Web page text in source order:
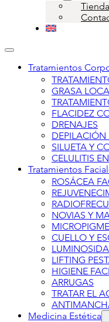
Tienda
Tratamientos
GRASA
FLACIDEZ
DRENAJES
DEPILACIÓN
SILUETA Y
CELULITIS
Tratamientos
ROSÁCEA
NOVIAS Y
CUELLO Y
LIFTING
HIGIENE
ARRUGAS
TRATAR EL
Medicina Estética